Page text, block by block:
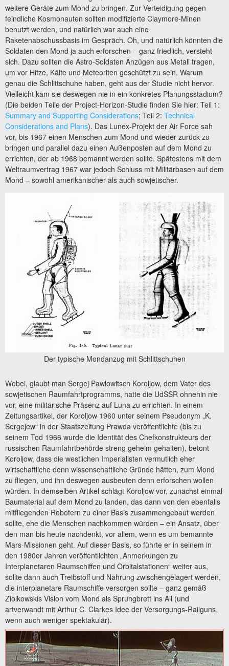
weitere Geräte zum Mond zu bringen. Zur Verteidigung gegen
feindliche Kosmonauten sollten modifizierte Claymore-Minen
benutzt werden, und natürlich war auch eine
Raketenabschussbasis im Gespräch. Oh, und natürlich könnten die
Soldaten den Mond ja auch erforschen – ganz friedlich, versteht
sich. Dazu sollten die Astro-Soldaten Anzügen aus Metall tragen,
um vor Hitze, Kälte und Meteoriten geschützt zu sein. Warum
genau die Schlittschuhe haben, geht aus der Studie nicht hervor.
Vielleicht kam sie deswegen nie in ein konkretes Planungsstadium?
(Die beiden Teile der Project-Horizon-Studie finden Sie hier: Teil 1:
Summary and Supporting Considerations; Teil 2: Technical
Considerations and Plans). Das Lunex-Projekt der Air Force sah
vor, bis 1967 einen Menschen zum Mond und wieder zurück zu
bringen und parallel dazu einen Außenposten auf dem Mond zu
errichten, der ab 1968 bemannt werden sollte. Spätestens mit dem
Weltraumvertrag 1967 war jedoch Schluss mit Militärbasen auf dem
Mond – sowohl amerikanischer als auch sowjetischer.
Der typische Mondanzug mit Schlittschuhen
Wobei, glaubt man Sergej Pawlowitsch Koroljow, dem Vater des
sowjetischen Raumfahrtprogramms, hatte die UdSSR ohnehin nie
vor, eine militärische Präsenz auf Luna zu errichten. In einem
Zeitungsartikel, der Koroljow 1960 unter seinem Pseudonym „K.
Sergejew“ in der Staatszeitung Prawda veröffentlichte (bis zu
seinem Tod 1966 wurde die Identität des Chefkonstrukteurs der
russischen Raumfahrtbehörde streng geheim gehalten), betont
Koroljow, dass die westlichen Imperialisten vermutlich eher
wirtschaftliche denn wissenschaftliche Gründe hätten, zum Mond
zu fliegen, und ihn deswegen ausbeuten denn erforschen wollen
würden. In demselben Artikel schlägt Koroljow vor, zunächst einmal
Baumaterial auf dem Mond zu landen, das dann von den ebenfalls
mitfliegenden Robotern zu einer Basis zusammengebaut werden
sollte, ehe die Menschen nachkommen würden – ein Ansatz, über
den man bis heute nachdenkt, vor allem, wenn es um bemannte
Mars-Missionen geht. Auf dieser Basis, so führte er in seinem in
den 1980er Jahren veröffentlichten „Anmerkungen zu
Interplanetaren Raumschiffen und Orbitalstationen“ weiter aus,
sollte dann auch Treibstoff und Nahrung zwischengelagert werden,
die interplanetare Raumschiffe versorgen sollte – ganz gemäß
Ziolkowskis Vision vom Mond als Sprungbrett ins All (und
artverwandt mit Arthur C. Clarkes Idee der Versorgungs-Railguns,
wenn auch weniger spektakulär).